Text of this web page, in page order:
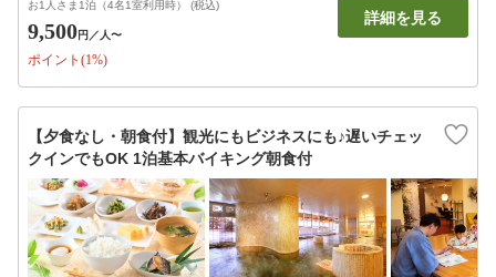
お1人さま1泊（4名1室利用時） (税込)
9,500円 ／人〜
ポイント(1%)
詳細を見る
【夕食なし・朝食付】観光にもビジネスにも♪遅いチェッ
クインでもOK 1泊基本バイキング朝食付